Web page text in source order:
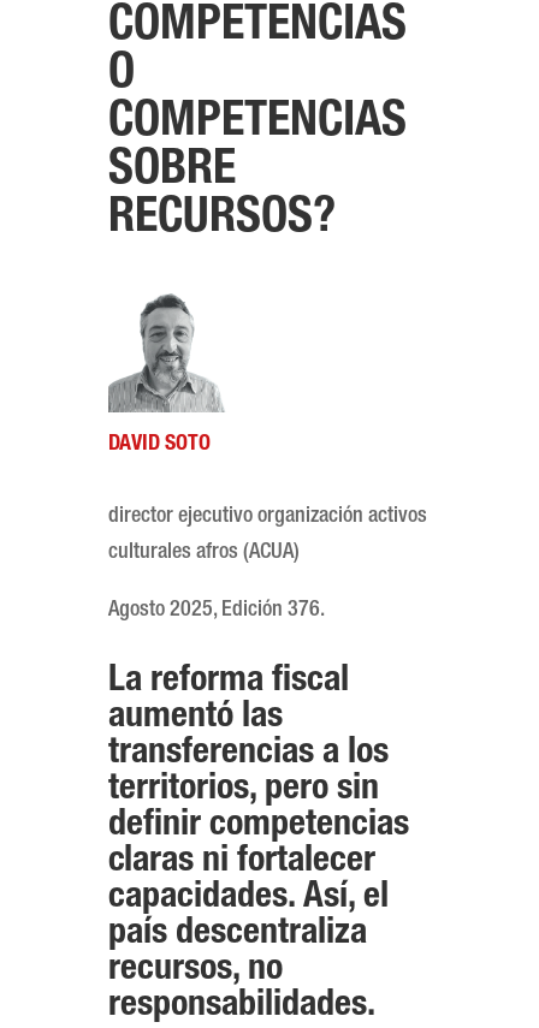
COMPETENCIAS
O
COMPETENCIAS
SOBRE
RECURSOS?
DAVID SOTO
director ejecutivo organización activos
culturales afros (ACUA)
Agosto 2025, Edición 376.
La reforma fiscal
aumentó las
transferencias a los
territorios, pero sin
definir competencias
claras ni fortalecer
capacidades. Así, el
país descentraliza
recursos, no
responsabilidades.